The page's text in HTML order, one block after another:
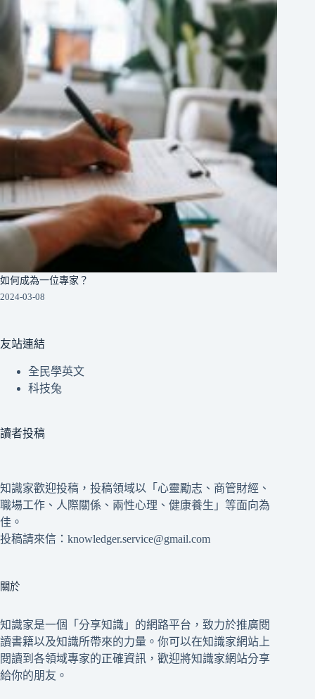
如何成為一位專家？
2024-03-08
友站連結
全民學英文
科技兔
讀者投稿
知識家歡迎投稿，投稿領域以「心靈勵志、商管財經、
職場工作、人際關係、兩性心理、健康養生」等面向為
佳。
投稿請來信：knowledger.service@gmail.com
關於
知識家是一個「分享知識」的網路平台，致力於推廣閱
讀書籍以及知識所帶來的力量。你可以在知識家網站上
閱讀到各領域專家的正確資訊，歡迎將知識家網站分享
給你的朋友。